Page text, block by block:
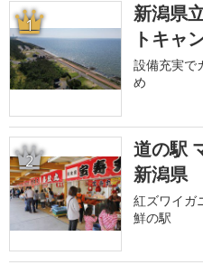
1
新潟県
トキャ
設備充実で
め
2
道の駅
新潟県
紅ズワイガ
鮮の駅